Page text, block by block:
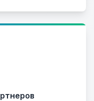
Если у
всегда открыты к